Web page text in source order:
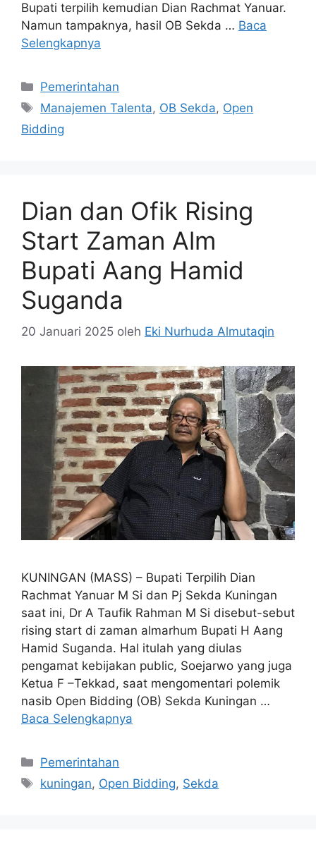
Bupati terpilih kemudian Dian Rachmat Yanuar.
Namun tampaknya, hasil OB Sekda … Baca
Selengkapnya
Kategori
Pemerintahan
Tag
Manajemen Talenta, OB Sekda, Open
Bidding
Dian dan Ofik Rising
Start Zaman Alm
Bupati Aang Hamid
Suganda
20 Januari 2025 oleh Eki Nurhuda Almutaqin
KUNINGAN (MASS) – Bupati Terpilih Dian
Rachmat Yanuar M Si dan Pj Sekda Kuningan
saat ini, Dr A Taufik Rahman M Si disebut-sebut
rising start di zaman almarhum Bupati H Aang
Hamid Suganda. Hal itulah yang diulas
pengamat kebijakan public, Soejarwo yang juga
Ketua F –Tekkad, saat mengomentari polemik
nasib Open Bidding (OB) Sekda Kuningan …
Baca Selengkapnya
Kategori
Pemerintahan
Tag
kuningan, Open Bidding, Sekda